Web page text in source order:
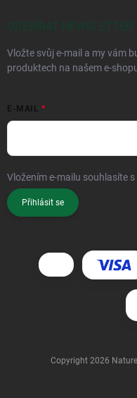
ODEBÍRAT NEWSLETTER
Vložte svůj e-mail a my vám
produktech na našem e-
E-MAIL
Vložením e-mailu souhlasíte s
Přihlásit se
Copyright 2026